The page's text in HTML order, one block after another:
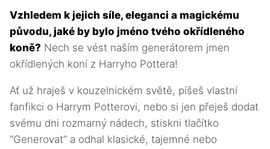
Vzhledem k jejich síle, eleganci a magickému
původu, jaké by bylo jméno tvého okřídleného
koně? Nech se vést naším generátorem jmen
okřídlených koní z Harryho Pottera!
Ať už hraješ v kouzelnickém světě, píšeš vlastní
fanfikci o Harrym Potterovi, nebo si jen přeješ dodat
svému dni rozmarný nádech, stiskni tlačítko
“Generovat” a odhal klasické, tajemné nebo